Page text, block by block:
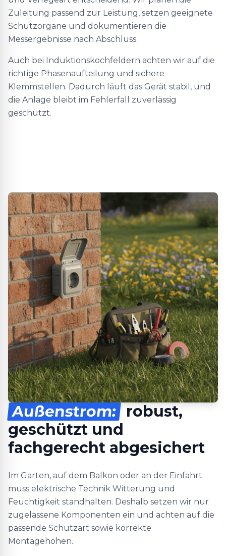
Zuleitung passend zur Leistung, setzen geeignete
Schutzorgane und dokumentieren die
Messergebnisse nach Abschluss.
Auch bei Induktionskochfeldern achten wir auf die
richtige Phasenaufteilung und sichere
Klemmstellen. Dadurch läuft das Gerät stabil, und
die Anlage bleibt im Fehlerfall zuverlässig
geschützt.
Außenstrom: robust,
geschützt und
fachgerecht abgesichert
Im Garten, auf dem Balkon oder an der Einfahrt
muss elektrische Technik Witterung und
Feuchtigkeit standhalten. Deshalb setzen wir nur
zugelassene Komponenten ein und achten auf die
passende Schutzart sowie korrekte
Montagehöhen.